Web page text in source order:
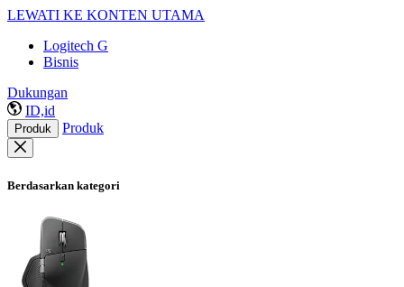
LEWATI KE KONTEN UTAMA
Logitech G
Bisnis
Dukungan
ID,id
Produk Produk
Berdasarkan kategori